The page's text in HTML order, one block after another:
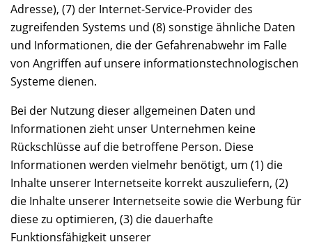
Adresse), (7) der Internet-Service-Provider des
zugreifenden Systems und (8) sonstige ähnliche Daten
und Informationen, die der Gefahrenabwehr im Falle
von Angriffen auf unsere informationstechnologischen
Systeme dienen.
Bei der Nutzung dieser allgemeinen Daten und
Informationen zieht unser Unternehmen keine
Rückschlüsse auf die betroffene Person. Diese
Informationen werden vielmehr benötigt, um (1) die
Inhalte unserer Internetseite korrekt auszuliefern, (2)
die Inhalte unserer Internetseite sowie die Werbung für
diese zu optimieren, (3) die dauerhafte
Funktionsfähigkeit unserer